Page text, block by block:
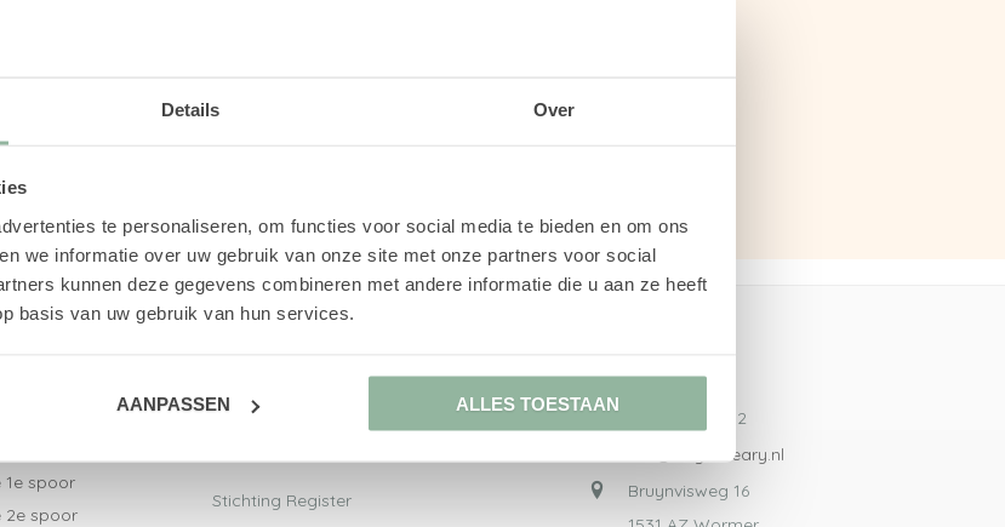
Details Over
te personaliseren, om functies voor social media te bieden en om ons
we informatie over uw gebruik van onze site met onze partners voor social
kunnen deze gegevens combineren met andere informatie die u aan ze heeft
basis van uw gebruik van hun services.
AANPASSEN ALLES TOESTAAN
1e spoor
2e spoor
Nederlandse Vereniging voor
Stichting Register
075 - 207 30 12
info@engelcleary.nl
Bruynvisweg 16